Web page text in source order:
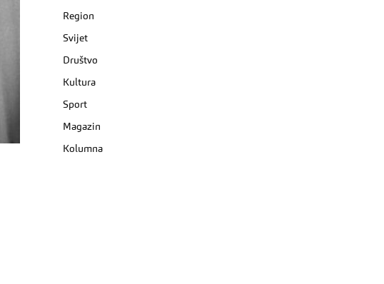
Region
Svijet
Društvo
Kultura
Sport
Magazin
Kolumna